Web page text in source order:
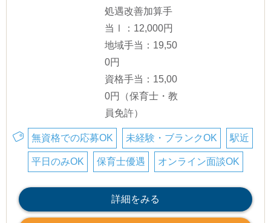
処遇改善加算手
当Ⅰ：12,000円
地域手当：19,50
0円
資格手当：15,00
0円（保育士・教
員免許）
無資格での応募OK 未経験・ブランクOK 駅近
平日のみOK 保育士優遇 オンライン面談OK
詳細をみる